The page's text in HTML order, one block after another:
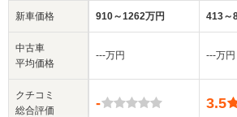
新車価格
中古車
平均価格
クチコミ
総合評価
910～1262万円
‐‐‐万円
-
413～
‐‐‐万円
3.5